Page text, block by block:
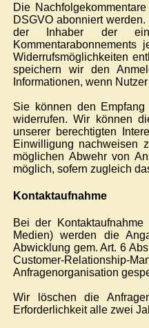
Die
DSGVO abonniert
der Inhaber der
Widerrufsmöglichkeiten
speichern wir den
Informationen, wenn
Sie können den
widerrufen. Wir können
unserer berechtigten
Einwilligung nachweisen
möglichen Abwehr von
möglich, sofern zugleich
Kontaktaufnahme
Bei der
Medien) werden die
Abwicklung gem. Art. 6
Customer-
Anfragenorganisation
Wir löschen die
Erforderlichkeit alle zwei